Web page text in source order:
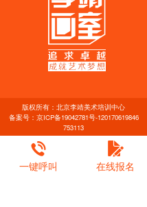
一键呼叫 在线报名
版权所有：北京李靖美术培训中心
备案号： 京ICP备19042781号-120170619846
753113